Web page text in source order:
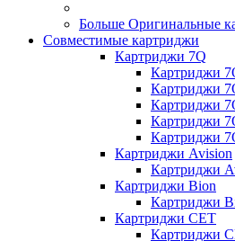
Больше Оригинальные
Совместимые картриджи
Картриджи 7Q
Картриджи
Картриджи
Картриджи
Картриджи
Картриджи
Картриджи Avision
Картриджи
Картриджи Bion
Картриджи
Картриджи CET
Картриджи